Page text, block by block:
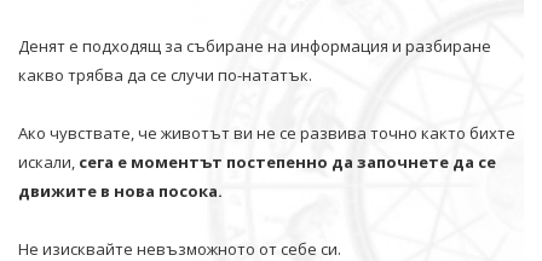
Денят е подходящ за събиране на информация и разбиране
какво трябва да се случи по-нататък.
Ако чувствате, че животът ви не се развива точно както бихте
искали, сега е моментът постепенно да започнете да се
движите в нова посока.
Не изисквайте невъзможното от себе си.